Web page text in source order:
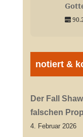
notiert &
Der Fall
falschen
4. Februar 2026